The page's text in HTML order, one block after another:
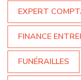
EXPERT
FINANCE
FUNÉRAILLES